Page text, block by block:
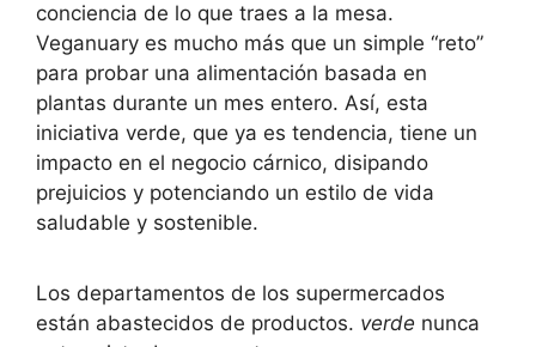
conciencia de lo que traes a la mesa.
Veganuary es mucho más que un simple “reto”
para probar una alimentación basada en
plantas durante un mes entero. Así, esta
iniciativa verde, que ya es tendencia, tiene un
impacto en el negocio cárnico, disipando
prejuicios y potenciando un estilo de vida
saludable y sostenible.
Los departamentos de los supermercados
están abastecidos de productos. verde nunca